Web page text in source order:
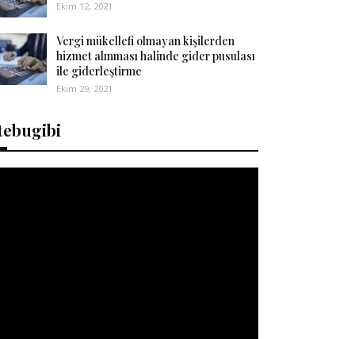
Ekim 12, 2021
Vergi mükellefi olmayan kişilerden
hizmet alınması halinde gider pusulası
ile giderleştirme
Ekim 29, 2021